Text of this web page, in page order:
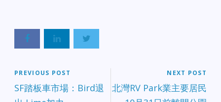
PREVIOUS POST
SF踏板車市場：Bird退
NEXT POST
北灣RV Park業主要居民